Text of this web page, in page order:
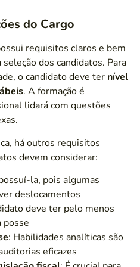
do Cargo
requisitos claros e bem
dos candidatos. Para
o candidato deve ter nível
. A formação é
lidará com questões
há outros requisitos
devem considerar:
la, pois algumas
deslocamentos
deve ter pelo menos
posse
: Habilidades analíticas são
eficazes